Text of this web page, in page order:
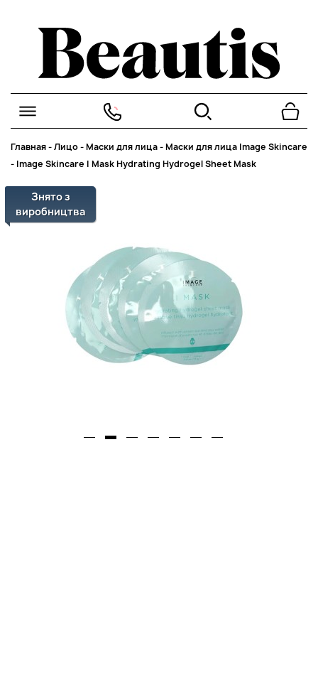
Главная-Лицо-Маски для лица-Маски для лица Image Skincare
- Image Skincare I Mask Hydrating Hydrogel Sheet Mask
Знято з
виробництва